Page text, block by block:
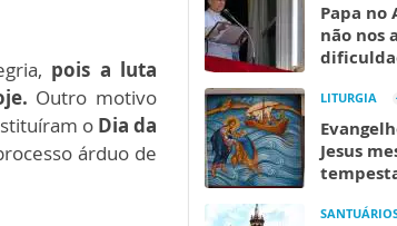
pois a luta
Outro motivo
o Dia da
árduo de
Papa no
não nos
LITURGIA
Jesus